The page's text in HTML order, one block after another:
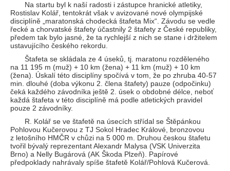
Na startu byl k naší radosti i zástupce hranické atletiky,
Rostislav Kolář, tentokrát však v avizované nové olympijské
disciplíně „maratonská chodecká štafeta Mix“. Závodu se vedle
řecké a chorvatské štafety účastnily 2 štafety z České republiky,
předem tak bylo jasné, že ta rychlejší z nich se stane i držitelem
ustavujícího českého rekordu.
Štafeta se skládala ze 4 úseků, tj. maratonu rozděleného
na 11 195 m (muž) + 10 km (žena) + 11 km (muž) + 10 km
(žena). Úskalí této disciplíny spočívá v tom, že po zhruba 40-57
min. dlouhé (doba výkonu 2. člena štafety) pauze (odpočinku)
čeká každého závodníka ještě 2. úsek o obdobné délce, neboť
každá štafeta v této disciplíně má podle atletických pravidel
pouze 2 závodníky.
R. Kolář se ve štafetě na úsecích střídal se Štěpánkou
Pohlovou Kučerovou z TJ Sokol Hradec Králové, bronzovou
z letošního HMČR v chůzi na 5 000 m. Druhou českou štafetu
tvořil bývalý reprezentant Alexandr Malysa (VSK Univerzita
Brno) a Nelly Bugárová (AK Škoda Plzeň). Papírové
předpoklady nahrávaly spíše štafetě Kolář/Pohlová Kučerová.